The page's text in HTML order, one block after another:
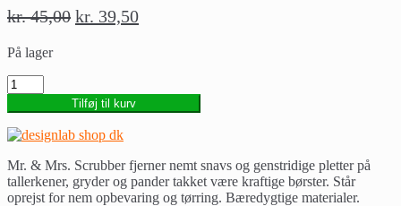
kr.45,00 kr. 39,50
På lager
Mr.
&
Mrs.
Scrubber
børste
(vilkårlig
model,
1
Tilføj til kurv
Mr. & Mrs. Scrubber fjerner nemt snavs og genstridige pletter på
tallerkener, gryder og pander takket være kraftige børster. Står
oprejst for nem opbevaring og tørring. Bæredygtige materialer.